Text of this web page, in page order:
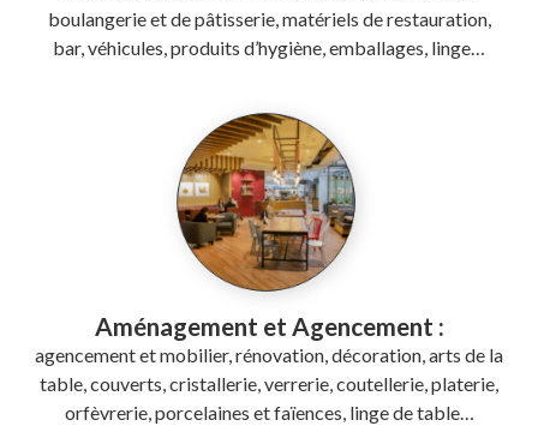
boulangerie et de pâtisserie, matériels de restauration,
bar, véhicules, produits d’hygiène, emballages, linge…
Aménagement et Agencement :
agencement et mobilier, rénovation, décoration, arts de la
table, couverts, cristallerie, verrerie, coutellerie, platerie,
orfèvrerie, porcelaines et faïences, linge de table…